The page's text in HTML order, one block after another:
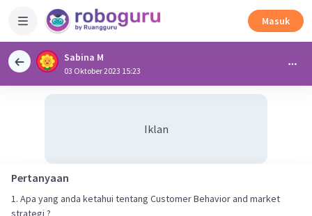
Masuk
Sabina M
03 Oktober 2023 15:23
Iklan
Pertanyaan
1. Apa yang anda ketahui tentang Customer Behavior and market
strategi ?